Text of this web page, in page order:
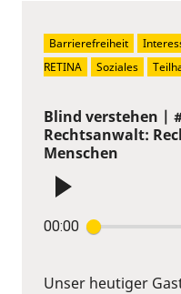
Blind verstehen |
Rechtsanwalt:
Menschen
00:00
Unser heutiger
Barrierefreiheit
RETINA
Soziales